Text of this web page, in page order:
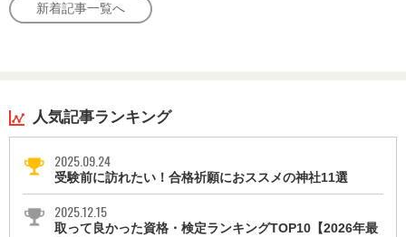
新着記事一覧へ
人気記事ランキング
2025.09.24
受験前に訪れたい！合格祈願におススメの神社11選
2025.12.15
取って良かった資格・検定ランキングTOP10【2026年最